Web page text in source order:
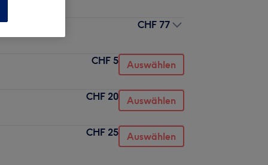
CHF 77
CHF 5 Auswählen
CHF 20 Auswählen
CHF 25 Auswählen